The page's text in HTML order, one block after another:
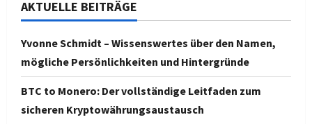
AKTUELLE BEITRÄGE
Yvonne Schmidt – Wissenswertes über den Namen,
mögliche Persönlichkeiten und Hintergründe
BTC to Monero: Der vollständige Leitfaden zum
sicheren Kryptowährungsaustausch